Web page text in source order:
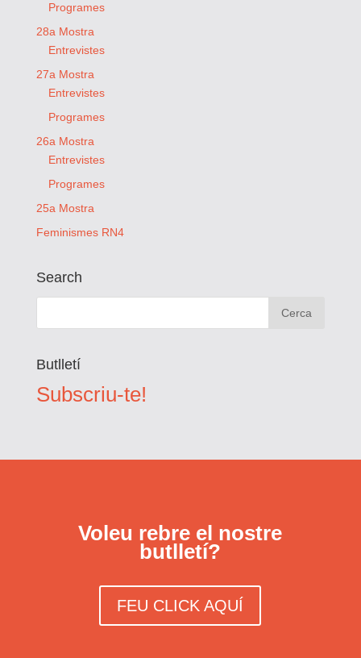
Programes
28a Mostra
Entrevistes
27a Mostra
Entrevistes
Programes
26a Mostra
Entrevistes
Programes
25a Mostra
Feminismes RN4
Search
Butlletí
Subscriu-te!
Voleu rebre el nostre
butlletí?
FEU CLICK AQUÍ